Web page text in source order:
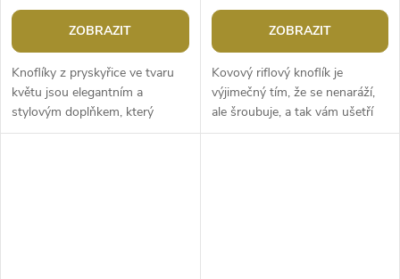
ZOBRAZIT
Knoflíky z pryskyřice ve tvaru
květu jsou elegantním a
stylovým doplňkem, který
upoutá pozornost. Vyniknou na
ZOBRAZIT
Kovový riflový knoflík je
výjimečný tím, že se nenaráží,
ale šroubuje, a tak vám ušetří
práci i čas. K aplikaci